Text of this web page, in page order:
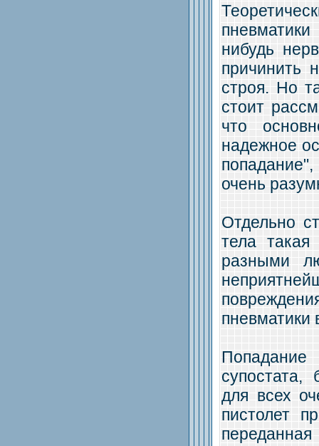
нибудь
причинить
строя. Но
стоит
что
надежное
попадание",
очень
Отдельно
тела такая
разными
пневматики
для всех
пистолет